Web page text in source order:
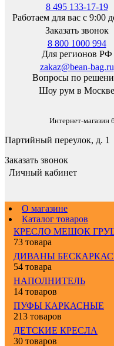
8 495 133-17-19
Работаем для вас с 9:00
Заказать звонок
8 800 1000 994
Для регионов РФ
zakaz@bean-bag.ru
Вопросы по
Шоу рум в Москве
Интернет-магазин
Партийный переулок, д. 1
Заказать звонок
Личный кабинет
О магазине
Каталог товаров
КРЕСЛО МЕШОК
73 товара
ДИВАНЫ
54 товара
НАПОЛНИТЕЛЬ
14 товаров
ПУФЫ КАРКАСНЫЕ
213 товаров
ДЕТСКИЕ КРЕСЛА
30 товаров